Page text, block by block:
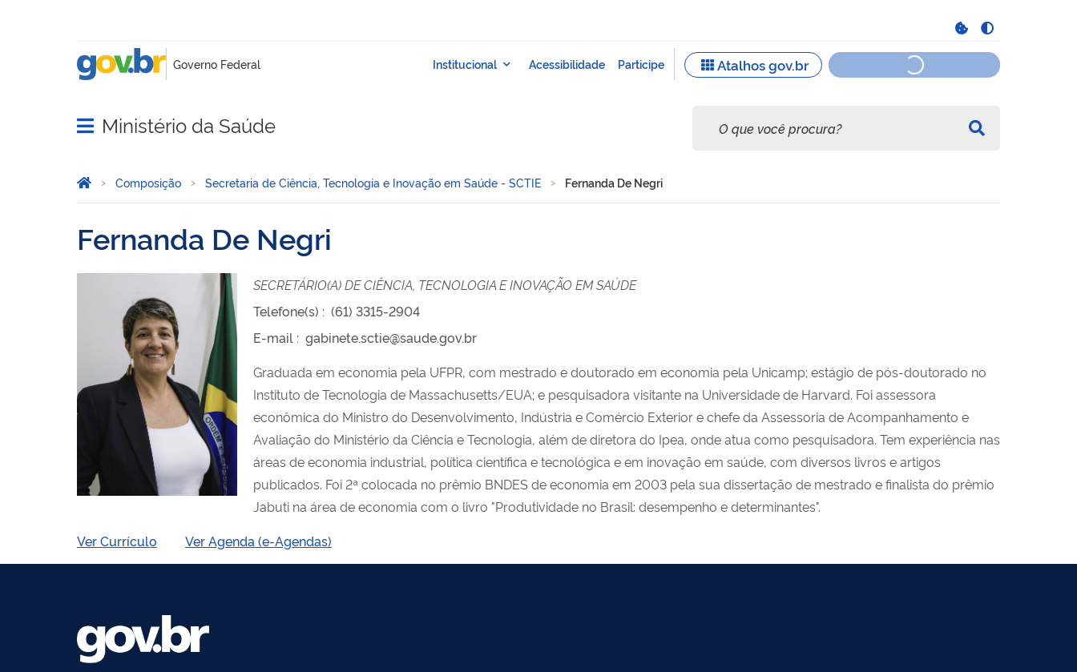
Abrir menu principal de navegação
Ministério da Saúde
Você está aqui:
Página Inicial
Composição Secretaria de Ciência, Tecnologia e Inovação em Saúde - SCTIE Fernanda De Negri
Fernanda De Negri
SECRETÁRIO(A) DE CIÊNCIA, TECNOLOGIA E INOVAÇÃO EM SAÚDE
Telefone(s) : (61) 3315-2904
E-mail : gabinete.sctie@saude.gov.br
Graduada em economia pela UFPR, com mestrado e doutorado em economia pela Unicamp; estágio de pós-doutorado no
Instituto de Tecnologia de Massachusetts/EUA; e pesquisadora visitante na Universidade de Harvard. Foi assessora
econômica do Ministro do Desenvolvimento, Indústria e Comércio Exterior e chefe da Assessoria de Acompanhamento e
Avaliação do Ministério da Ciência e Tecnologia, além de diretora do Ipea, onde atua como pesquisadora. Tem experiência nas
áreas de economia industrial, política científica e tecnológica e em inovação em saúde, com diversos livros e artigos
publicados. Foi 2ª colocada no prêmio BNDES de economia em 2003 pela sua dissertação de mestrado e finalista do prêmio
Jabuti na área de economia com o livro "Produtividade no Brasil: desempenho e determinantes".
Ver Currículo
Ver Agenda (e-Agendas)